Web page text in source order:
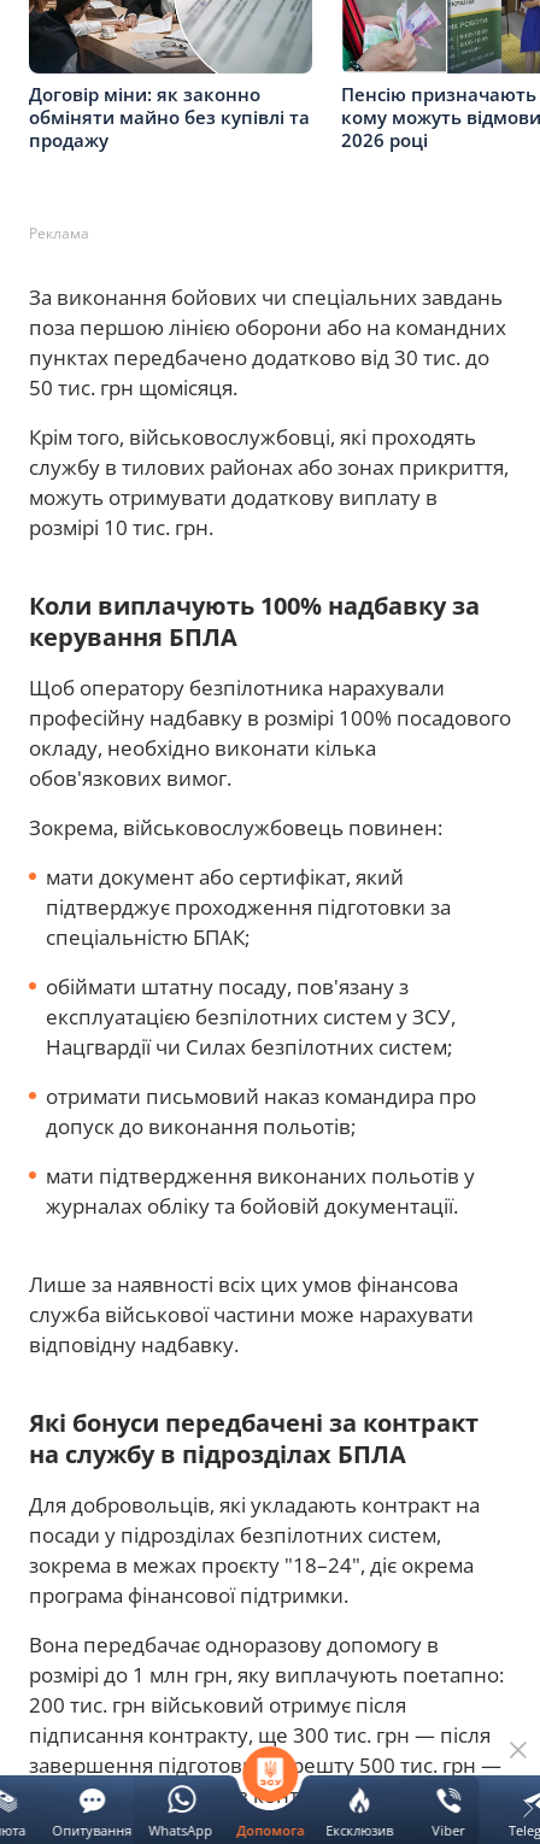
Договір міни: як законно
обміняти майно без купівлі та
продажу
Пенсію призначають
кому можуть
2026 році
Реклама
За виконання бойових чи спеціальних завдань
поза першою лінією оборони або на командних
пунктах передбачено додатково від 30 тис. до
50 тис. грн щомісяця.
Крім того, військовослужбовці, які проходять
службу в тилових районах або зонах прикриття,
можуть отримувати додаткову виплату в
розмірі 10 тис. грн.
Коли виплачують 100% надбавку за
керування БПЛА
Щоб оператору безпілотника нарахували
професійну надбавку в розмірі 100% посадового
окладу, необхідно виконати кілька
обов'язкових вимог.
Зокрема, військовослужбовець повинен:
мати документ або сертифікат, який
підтверджує проходження підготовки за
спеціальністю БПАК;
обіймати штатну посаду, пов'язану з
експлуатацією безпілотних систем у ЗСУ,
Нацгвардії чи Силах безпілотних систем;
отримати письмовий наказ командира про
допуск до виконання польотів;
мати підтвердження виконаних польотів у
журналах обліку та бойовій документації.
Лише за наявності всіх цих умов фінансова
служба військової частини може нарахувати
відповідну надбавку.
Які бонуси передбачені за контракт
на службу в підрозділах БПЛА
Для добровольців, які укладають контракт на
посади у підрозділах безпілотних систем,
зокрема в межах проєкту "18–24", діє окрема
програма фінансової підтримки.
Вона передбачає одноразову допомогу в
розмірі до 1 млн грн, яку виплачують поетапно:
200 тис. грн військовий отримує після
підписання контракту, ще 300 тис. грн — після
завершення підготовки, а решту 500 тис. грн —
після виконання умов контракту та участі в
бойових виходах.
Допомога Ексклюзив Viber
Опитування WhatsApp